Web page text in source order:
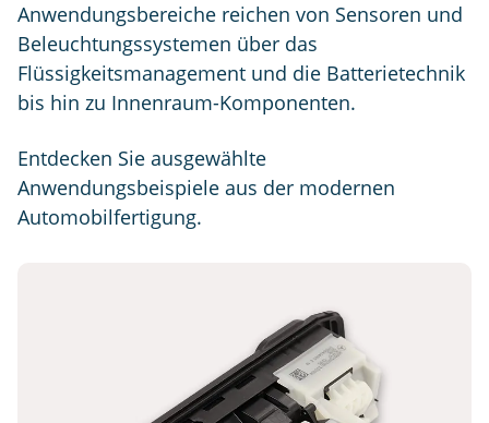
Anwendungsbereiche reichen von Sensoren und
Beleuchtungssystemen über das
Flüssigkeitsmanagement und die Batterietechnik
bis hin zu Innenraum-Komponenten.
Entdecken Sie ausgewählte
Anwendungsbeispiele aus der modernen
Automobilfertigung.